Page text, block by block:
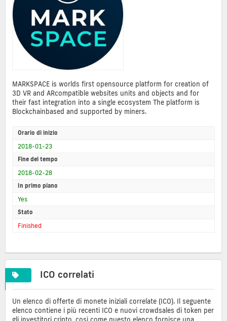
MARKSPACE is worlds first opensource platform for creation of
3D VR and ARcompatible websites units and objects and for
their fast integration into a single ecosystem The platform is
Blockchainbased and supported by miners.
Orario di inizio
2018-01-23
Fine del tempo
2018-02-28
In primo piano
Yes
Stato
Finished
ICO correlati
Un elenco di offerte di monete iniziali correlate (ICO). Il seguente
elenco contiene i più recenti ICO e nuovi crowdsales di token per